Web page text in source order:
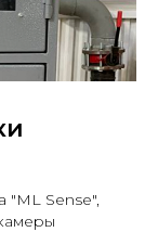
"ML Sense",